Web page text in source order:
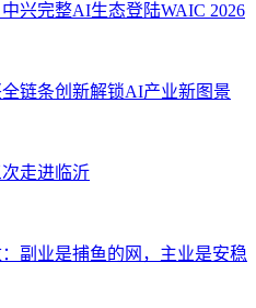
兴完整AI生态登陆WAIC 2026
链条创新解锁AI产业新图景
走进临沂
副业是捕鱼的网，主业是安稳